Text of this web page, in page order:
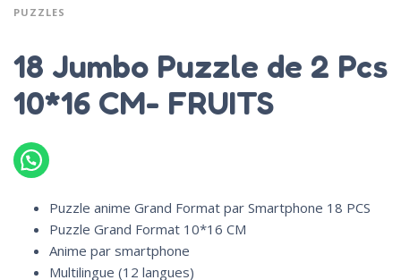
PUZZLES
18 Jumbo Puzzle de 2 Pcs
10*16 CM- FRUITS
Puzzle anime Grand Format par Smartphone 18 PCS
Puzzle Grand Format 10*16 CM
Anime par smartphone
Multilingue (12 langues)